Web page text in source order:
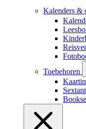
Kalenders &
Toebehoren